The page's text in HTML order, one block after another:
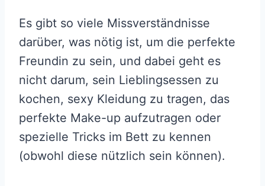
Es gibt so viele Missverständnisse
darüber, was nötig ist, um die perfekte
Freundin zu sein, und dabei geht es
nicht darum, sein Lieblingsessen zu
kochen, sexy Kleidung zu tragen, das
perfekte Make-up aufzutragen oder
spezielle Tricks im Bett zu kennen
(obwohl diese nützlich sein können).